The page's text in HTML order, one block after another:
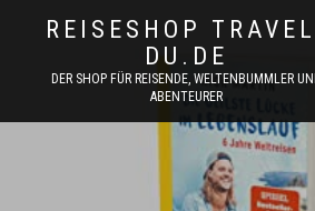
REISESHOP
DU.DE
DER SHOP FÜR REISENDE, WELTENBUMMLER
ABENTEURER